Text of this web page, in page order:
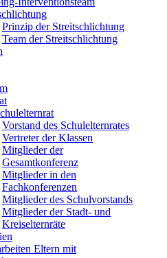
Prinzip der Streitschlichtung
Team der Streitschlichtung
Vorstand des Schulelternrates
Vertreter der Klassen
Mitglieder der
Gesamtkonferenz
Mitglieder in den
Fachkonferenzen
Mitglieder des Schulvorstands
Mitglieder der Stadt- und
Kreiselternräte
Eltern mit